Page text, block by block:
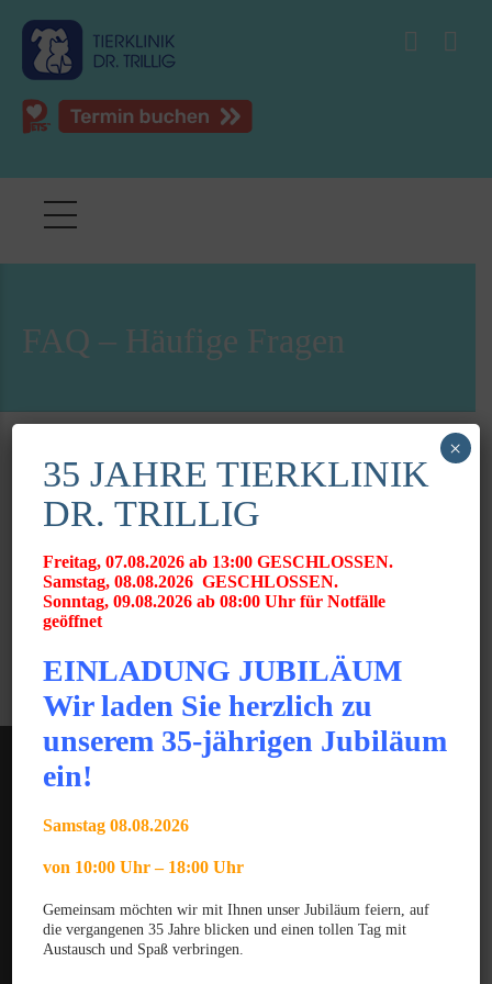
FAQ – Häufige Fragen
Wie erfahre ich die Kosten für eine
Behandlung?
Wie kann ich die Behandlung bezahlen?
Benötige ich einen Termin?
News
JUNI 2025
Gratulation zum GPCert Emergency Medicine &
35 JAHRE TIERKLINIK
DR. TRILLIG
Freitag, 07.08.2026 ab 13:00 GESCHLOSSEN.
Samstag, 08.08.2026 GESCHLOSSEN.
Sonntag, 09.08.2026 ab 08:00 Uhr für Notfälle
geöffnet
EINLADUNG JUBILÄUM
Wir laden Sie herzlich zu
unserem 35-jährigen Jubiläum
ein!
Samstag 08.08.2026
von 10:00 Uhr – 18:00 Uhr
Gemeinsam möchten wir mit Ihnen unser Jubiläum feiern, auf
die vergangenen 35 Jahre blicken und einen tollen Tag mit
Austausch und Spaß verbringen.
×